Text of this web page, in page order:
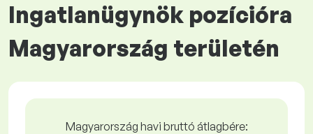
Ingatlanügynök pozícióra
Magyarország területén
Magyarország havi bruttó átlagbére: